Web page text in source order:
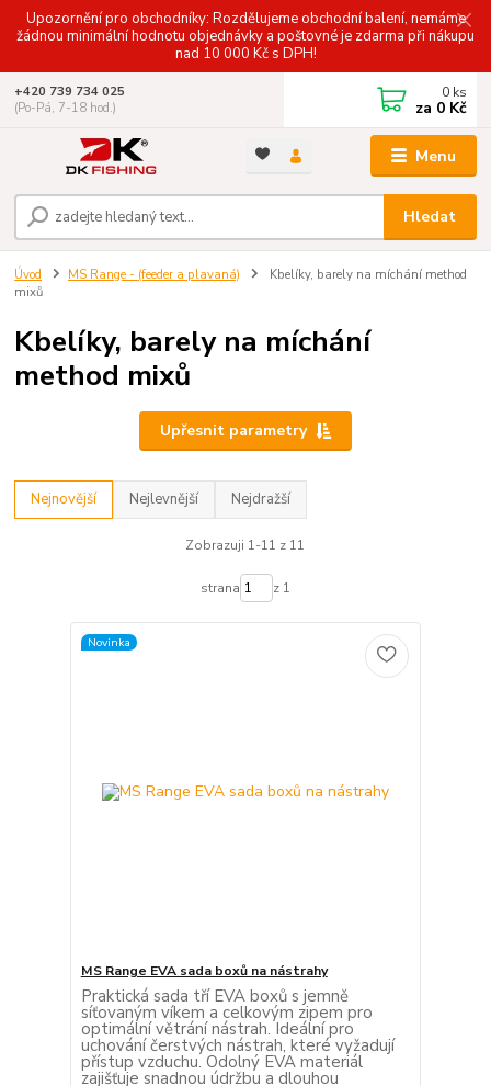
Upozornění pro obchodníky: Rozdělujeme obchodní balení, nemáme
žádnou minimální hodnotu objednávky a poštovné je zdarma při nákupu
nad 10 000 Kč s DPH!
Menu
Hledat
+420 739 734 025
(Po-Pá, 7-18 hod.)
0 ks
za 0 Kč
Úvod MS Range - (feeder a plavaná)
Kbelíky, barely na míchání method
mixů
Kbelíky, barely na míchání
method mixů
Upřesnit parametry
Nejnovější Nejlevnější Nejdražší
Zobrazuji 1-11 z 11
strana z 1
Novinka
MS Range EVA sada boxů na nástrahy
Praktická sada tří EVA boxů s jemně
síťovaným víkem a celkovým zipem pro
optimální větrání nástrah. Ideální pro
uchování čerstvých nástrah, které vyžadují
přístup vzduchu. Odolný EVA materiál
zajišťuje snadnou údržbu a dlouhou